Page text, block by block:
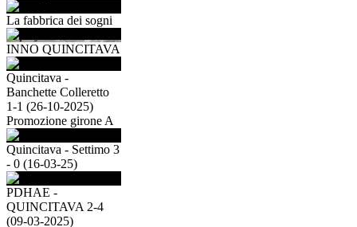
La fabbrica dei sogni
INNO QUINCITAVA
Quincitava -
Banchette Colleretto
1-1 (26-10-2025)
Promozione girone A
Quincitava - Settimo 3
- 0 (16-03-25)
PDHAE -
QUINCITAVA 2-4
(09-03-2025)